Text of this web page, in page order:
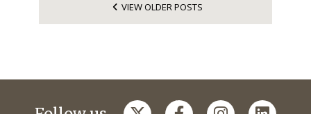
VIEW OLDER POSTS